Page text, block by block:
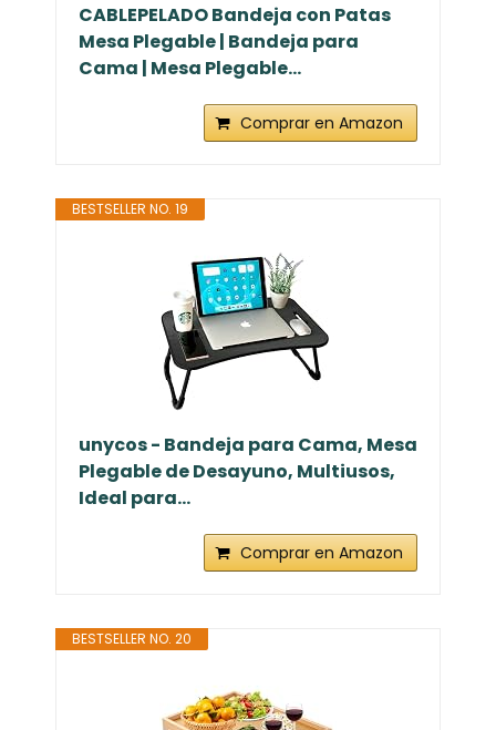
CABLEPELADO Bandeja con Patas
Mesa Plegable | Bandeja para
Cama | Mesa Plegable...
Comprar en Amazon
BESTSELLER NO. 19
unycos - Bandeja para Cama, Mesa
Plegable de Desayuno, Multiusos,
Ideal para...
Comprar en Amazon
BESTSELLER NO. 20